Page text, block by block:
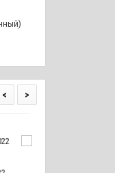
3D)
< >